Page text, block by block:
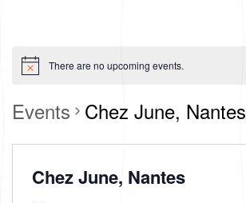
There are no upcoming events.
Events Chez June, Nantes
Chez June, Nantes